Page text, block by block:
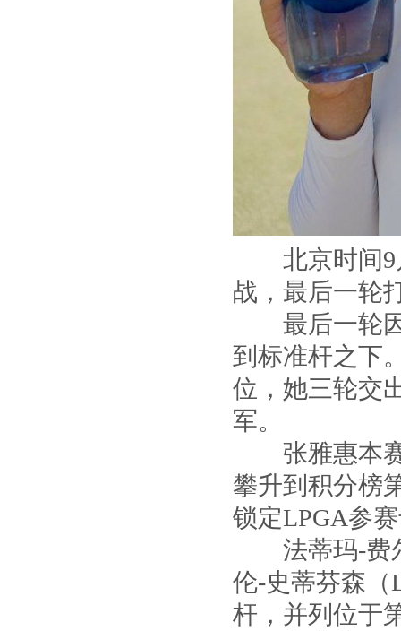
北京时间9
战，最后一轮
最后一轮因
到标准杆之下
位，她三轮交
军。
张雅惠本赛
攀升到积分榜
锁定LPGA参
法蒂玛-费尔
伦-史蒂芬森（
杆，并列位于